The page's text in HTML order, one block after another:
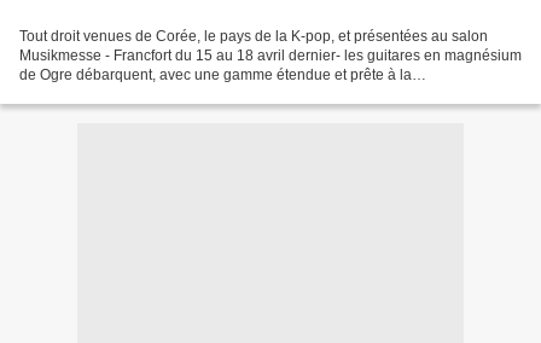
Tout droit venues de Corée, le pays de la K-pop, et présentées au salon
Musikmesse - Francfort du 15 au 18 avril dernier- les guitares en magnésium
de Ogre débarquent, avec une gamme étendue et prête à la